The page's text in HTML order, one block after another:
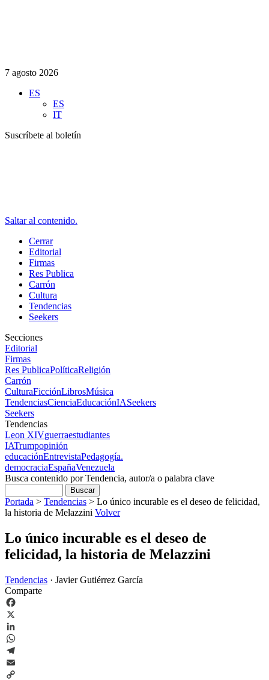
7 agosto 2026
ES
ES
IT
Suscríbete al boletín
Saltar al contenido.
Cerrar
Editorial
Firmas
Res Publica
Carrón
Cultura
Tendencias
Seekers
Secciones
Editorial
Firmas
Res PublicaPolíticaReligión
Carrón
CulturaFicciónLibrosMúsica
TendenciasCienciaEducaciónIASeekers
Seekers
Tendencias
Leon XIVguerraestudiantes
IATrumpopinión
educaciónEntrevistaPedagogía.
democraciaEspañaVenezuela
Busca contenido por Tendencia, autor/a o palabra clave
Portada > Tendencias > Lo único incurable es el deseo de felicidad,
la historia de Melazzini Volver
Lo único incurable es el deseo de
felicidad, la historia de Melazzini
Tendencias · Javier Gutiérrez García
Comparte
Facebook
X
LinkedIn
WhatsApp
Telegram
Email